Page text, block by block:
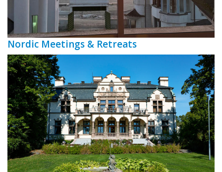
Nordic Meetings & Retreats